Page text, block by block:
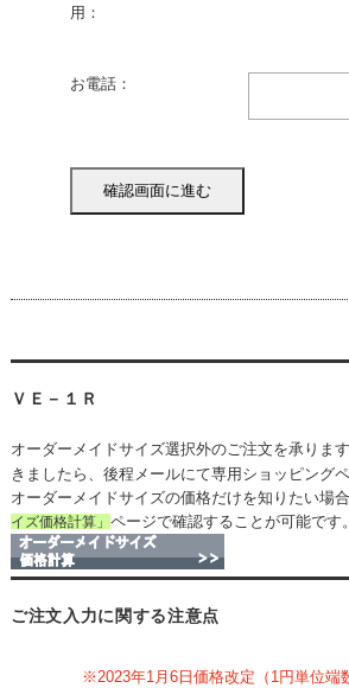
用：
お電話：
ＶＥ－１Ｒ
オーダーメイドサイズ選択外のご注文を承りま
きましたら、後程メールにて専用ショッピング
オーダーメイドサイズの価格だけを知りたい場合
イズ価格計算」 ページで確認することが可能です。
ご注文入力に関する注意点
※2023年1月6日価格改定（1円単位端